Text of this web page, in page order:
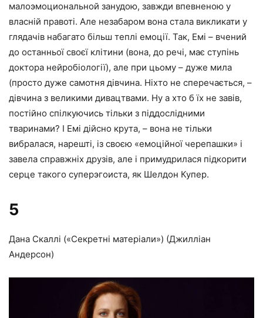
малоэмоциональной занудою, завжди впевненою у
власній правоті. Але незабаром вона стала викликати у
глядачів набагато більш теплі емоції. Так, Емі – вчений
до останньої своєї клітини (вона, до речі, має ступінь
доктора нейробіології), але при цьому – дуже мила
(просто дуже самотня дівчина. Ніхто не сперечається, –
дівчина з великими дивацтвами. Ну а хто б їх не завів,
постійно спілкуючись тільки з піддослідними
тваринами? І Емі дійсно крута, – вона не тільки
вибралася, нарешті, із своєю «емоційної черепашки» і
завела справжніх друзів, але і примудрилася підкорити
серце такого суперэгоиста, як Шелдон Купер.
5
Дана Скаллі («Секретні матеріали») (Джилліан
Андерсон)